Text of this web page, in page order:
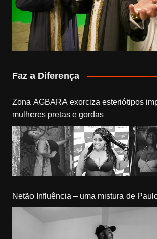
Faz a Diferença
Zona AGBARA exorciza esteriótipos
mulheres pretas e gordas
Netão Influência – uma mistura de